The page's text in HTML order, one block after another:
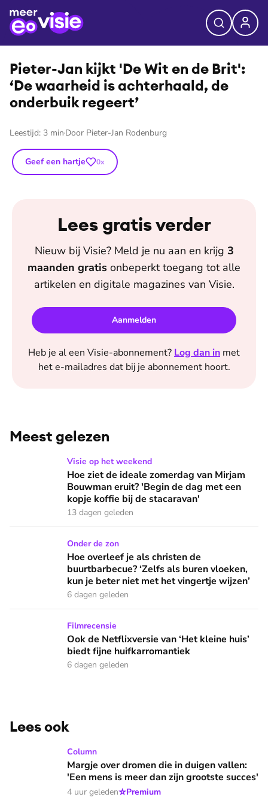
⭐Premium
VPRO/Joost van Herwijnen
Pieter-Jan kijkt 'De Wit en de Brit':
‘De waarheid is achterhaald, de
onderbuik regeert’
Leestijd: 3 min Door Pieter-Jan Rodenburg
Geef een hartje 0x
Lees gratis verder
Nieuw bij Visie? Meld je nu aan en krijg 3
maanden gratis onbeperkt toegang tot alle
artikelen en digitale magazines van Visie.
Aanmelden
Heb je al een Visie-abonnement? Log dan in met
het e-mailadres dat bij je abonnement hoort.
Meest gelezen
Hoe ziet de ideale zomerdag van Mirjam Bouwman eruit?
Visie op het weekend
Hoe ziet de ideale zomerdag van Mirjam
Bouwman eruit? 'Begin de dag met een
kopje koffie bij de stacaravan'
13 dagen geleden
Hoe overleef je als christen de buurtbarbecue? ‘Zelfs als
Onder de zon
Hoe overleef je als christen de
buurtbarbecue? ‘Zelfs als buren vloeken,
kun je beter niet met het vingertje wijzen’
6 dagen geleden
Ook de Netflixversie van ‘Het kleine huis’ biedt fijne
Filmrecensie
Ook de Netflixversie van ‘Het kleine huis’
biedt fijne huifkarromantiek
6 dagen geleden
Lees ook
Margje over dromen die in duigen vallen: 'Een mens is
Column
Margje over dromen die in duigen vallen:
'Een mens is meer dan zijn grootste succes'
4 uur geleden⭐Premium